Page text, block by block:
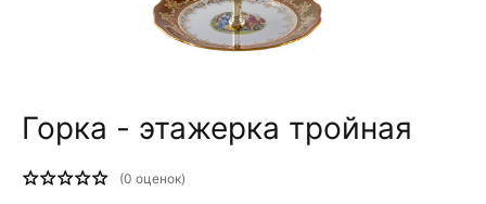
Горка - этажерка тройная
(0 оценок)